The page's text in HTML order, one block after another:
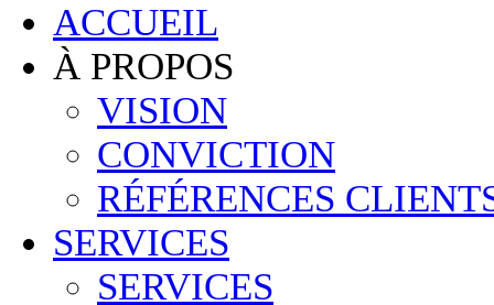
ACCUEIL
À PROPOS
VISION
CONVICTION
RÉFÉRENCES
SERVICES
SERVICES